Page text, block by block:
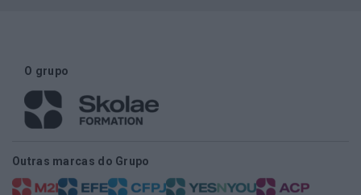
O grupo
Outras marcas do Grupo